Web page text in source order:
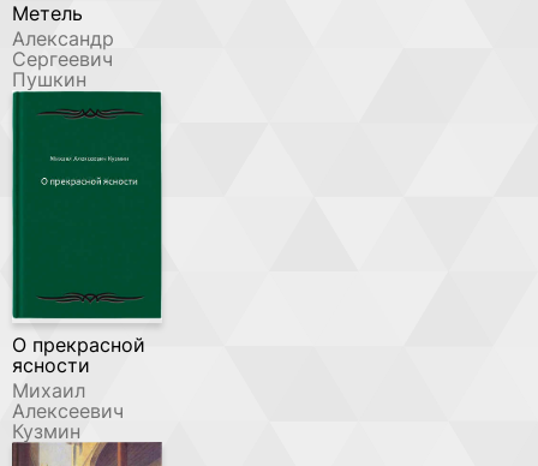
Метель
Александр
Сергеевич
Пушкин
О прекрасной
ясности
Михаил
Алексеевич
Кузмин